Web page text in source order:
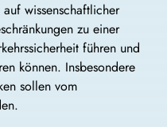
wissenschaftlicher
zu einer
führen und
können. Insbesondere
sollen vom